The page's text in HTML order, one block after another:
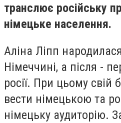
транслює російську
німецьке населення.
Аліна Ліпп
Німеччині, а після -
росії. При цьому свій
вести німецькою та
німецьку аудиторію.